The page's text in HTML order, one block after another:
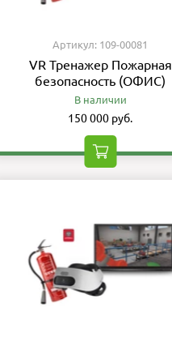
Артикул: 109-00081
VR Тренажер Пожарная
безопасность (ОФИС)
В наличии
150 000 руб.